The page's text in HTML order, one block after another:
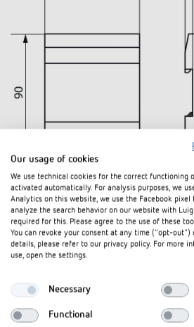
Our usage of cookies
We use technical cookies for the correct functioning
activated automatically. For analysis purposes, we
Analytics on this website, we use the Facebook
analyze the search behavior on our website with
required for this. Please agree to the use of these
You can revoke your consent at any time ("opt-out")
details, please refer to our privacy policy. For more
use, open the settings.
Necessary
Functional